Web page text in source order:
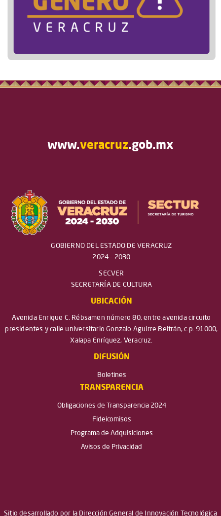
www.veracruz.gob.mx
GOBIERNO DEL ESTADO DE VERACRUZ
2024 - 2030
SECVER
SECRETARÍA DE CULTURA
UBICACIÓN
Avenida Enrique C. Rébsamen número 80, entre avenida circuito
presidentes y calle universitario Gonzalo Aguirre Beltrán, c.p. 91000,
Xalapa Enríquez, Veracruz.
DIFUSIÓN
Boletines
TRANSPARENCIA
Obligaciones de Transparencia 2024
Fideicomisos
Programa de Adquisiciones
Avisos de Privacidad
Sitio desarrollado por la Dirección General de Innovación Tecnológica